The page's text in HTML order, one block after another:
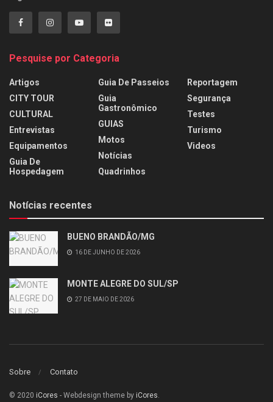
Pesquise por Categoria
Artigos
CITY TOUR
CULTURAL
Entrevistas
Equipamentos
Guia De
Hospedagem
Guia De Passeios
Guia
Gastronômico
GUIAS
Motos
Notícias
Quadrinhos
Reportagem
Segurança
Testes
Turismo
Videos
Notícias recentes
BUENO BRANDÃO/MG
16 DE JUNHO DE 2026
MONTE ALEGRE DO SUL/SP
27 DE MAIO DE 2026
Sobre Contato
© 2020 iCores - Webdesign theme by iCores.